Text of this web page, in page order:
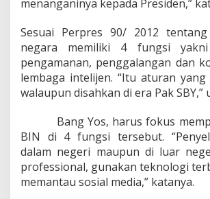
menanganinya kepada Presiden,”
Sesuai Perpres 90/ 2012
negara memiliki 4 fungsi yakni
pengamanan, penggalangan dan
lembaga intelijen. “Itu aturan
walaupun disahkan di era Pak SBY,”
Bang Yos, harus fokus
BIN di 4 fungsi tersebut.
dalam negeri maupun di luar
professional, gunakan teknologi
memantau sosial media,” katanya.